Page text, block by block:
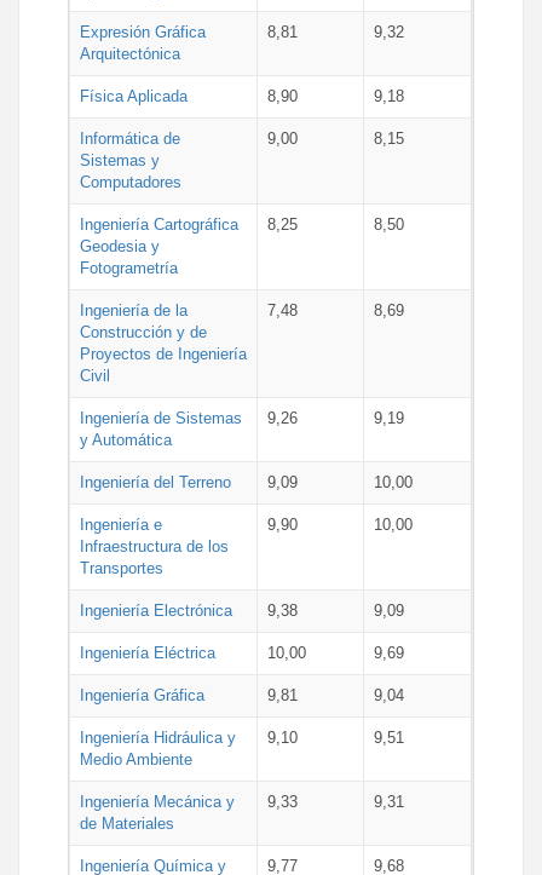
Expresión Gráfica
Arquitectónica
8,81 9,32
Física Aplicada 8,90 9,18
Informática de
Sistemas y
Computadores
9,00 8,15
Ingeniería Cartográfica
Geodesia y
Fotogrametría
8,25 8,50
Ingeniería de la
Construcción y de
Proyectos de Ingeniería
Civil
7,48 8,69
Ingeniería de Sistemas
y Automática
9,26 9,19
Ingeniería del Terreno 9,09 10,00
Ingeniería e
Infraestructura de los
Transportes
9,90 10,00
Ingeniería Electrónica 9,38 9,09
Ingeniería Eléctrica 10,00 9,69
Ingeniería Gráfica 9,81 9,04
Ingeniería Hidráulica y
Medio Ambiente
9,10 9,51
Ingeniería Mecánica y
de Materiales
9,33 9,31
Ingeniería Química y
9,77 9,68